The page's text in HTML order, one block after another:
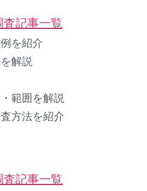
記事一覧
を紹介
解説
範囲を解説
方法を紹介
記事一覧